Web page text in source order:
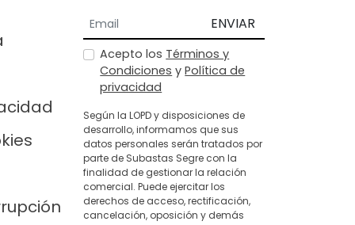
ENVIAR
Acepto los Términos y
Condiciones yPolítica de
privacidad
Según la LOPD y disposiciones de
desarrollo, informamos que sus
datos personales serán tratados por
parte de Subastas Segre con la
finalidad de gestionar la relación
comercial. Puede ejercitar los
derechos de acceso, rectificación,
cancelación, oposición y demás